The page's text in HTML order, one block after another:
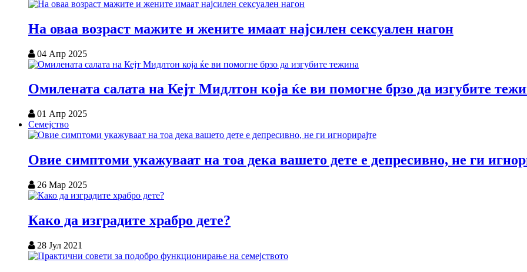
На оваа возраст мажите и жените имаат најсилен сексуален нагон
04 Апр 2025
Омилената салата на Кејт Мидлтон која ќе ви помогне брзо да изгубите
01 Апр 2025
Семејство
Овие симптоми укажуваат на тоа дека вашето дете е депресивно, не ги
26 Мар 2025
Како да изградите храбро дете?
28 Јул 2021